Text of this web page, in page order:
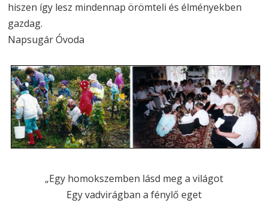
hiszen így lesz mindennap örömteli és élményekben
gazdag.
Napsugár Óvoda
„Egy homokszemben lásd meg a világot
Egy vadvirágban a fénylő eget